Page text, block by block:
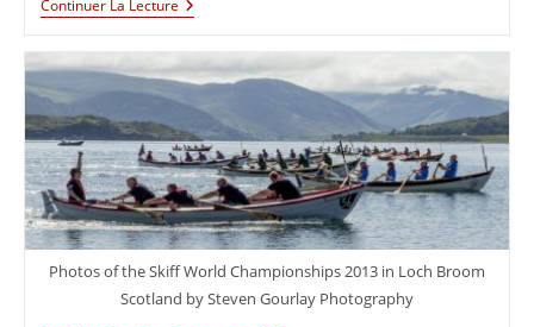
Continuer La Lecture
Photos of the Skiff World Championships 2013 in Loch Broom
Scotland by Steven Gourlay Photography